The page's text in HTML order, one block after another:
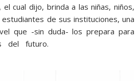
cual dijo, brinda a las niñas, niños,
de sus instituciones, una
que -sin duda- los prepara para
del futuro.